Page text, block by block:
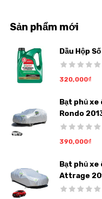
Sản phẩm mới
Dầu Hộp
320,000₫
Bạt phủ xe
Rondo
390,000₫
Bạt phủ
Attrage